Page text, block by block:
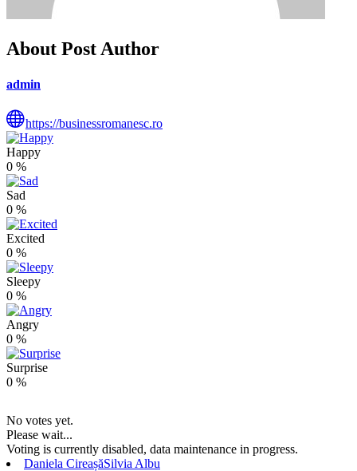
About Post Author
admin
https://businessromanesc.ro
Happy
0 %
Sad
0 %
Excited
0 %
Sleepy
0 %
Angry
0 %
Surprise
0 %
No votes yet.
Please wait...
Voting is currently disabled, data maintenance in progress.
Daniela CireașăSilvia Albu